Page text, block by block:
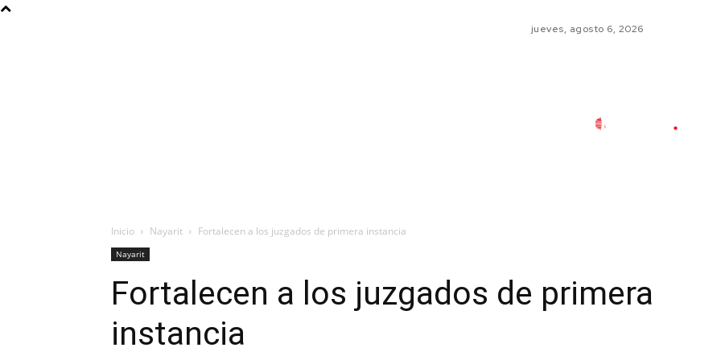
jueves, agosto 6, 2026
Inicio Nayarit Fortalecen a los juzgados de primera instancia
Nayarit
Fortalecen a los juzgados de primera
instancia